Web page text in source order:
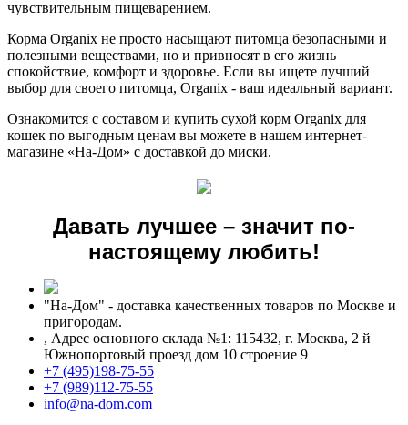
чувствительным пищеварением.
Корма Organix не просто насыщают питомца безопасными и
полезными веществами, но и привносят в его жизнь
спокойствие, комфорт и здоровье. Если вы ищете лучший
выбор для своего питомца, Organix - ваш идеальный вариант.
Ознакомится с составом и купить сухой корм Organix для
кошек по выгодным ценам вы можете в нашем интернет-
магазине «На-Дом» с доставкой до миски.
Давать лучшее – значит по-
настоящему любить!
"На-Дом" - доставка качественных товаров по Москве и
пригородам.
, Адрес основного склада №1: 115432, г. Москва, 2 й
Южнопортовый проезд дом 10 строение 9
+7 (495)198-75-55
+7 (989)112-75-55
info@na-dom.com